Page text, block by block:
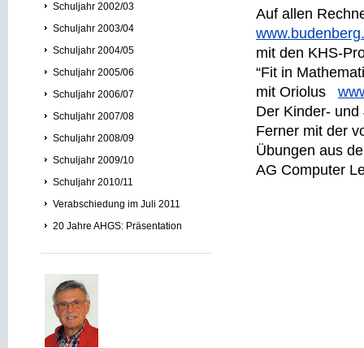
Schuljahr 2002/03
Schuljahr 2003/04
Schuljahr 2004/05
Schuljahr 2005/06
Schuljahr 2006/07
Schuljahr 2007/08
Schuljahr 2008/09
Schuljahr 2009/10
Schuljahr 2010/11
Verabschiedung im Juli 2011
20 Jahre AHGS: Präsentation
Auf allen
mit den KHS-
“Fit in
mit Oriolus
Der Kinder-
Ferner mit der
Übungen aus
AG